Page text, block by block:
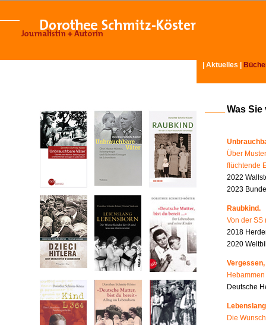
Aktuelles
Was
Über
flüchtende
2022
2023
Raubkind.
Von der SS
2018
2020
Deutsche
Die